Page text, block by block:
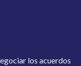
los acuerdos